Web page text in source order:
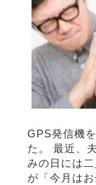
GPS発信機
た。 最近、
みの日には
が「今月は